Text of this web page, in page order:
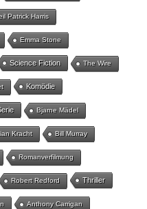
Patrick Harris
Emma Stone
Science Fiction The Wire
Komödie
Bjarne Mädel
Kracht Bill Murray
Romanverfilmung
Robert Redford Thriller
Anthony Carrigan